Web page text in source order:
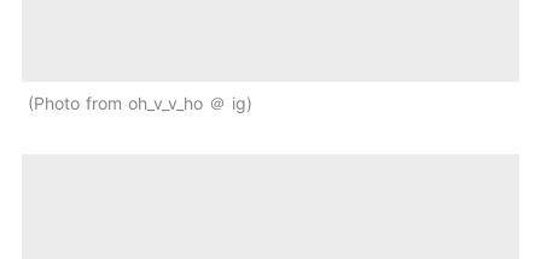
Photo from oh_v_v_ho ＠ ig